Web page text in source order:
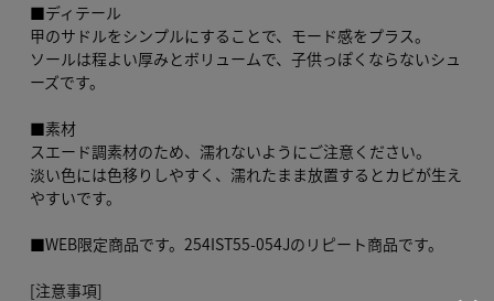
■ディテール
甲のサドルをシンプルにすることで、モード感をプラス。
ソールは程よい厚みとボリュームで、子供っぽくならないシュ
ーズです。
■素材
スエード調素材のため、濡れないようにご注意ください。
淡い色には色移りしやすく、濡れたまま放置するとカビが生え
やすいです。
■WEB限定商品です。254IST55-054Jのリピート商品です。
[注意事項]